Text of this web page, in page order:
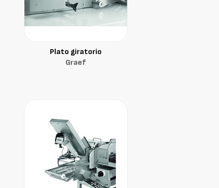
Plato giratorio
Graef